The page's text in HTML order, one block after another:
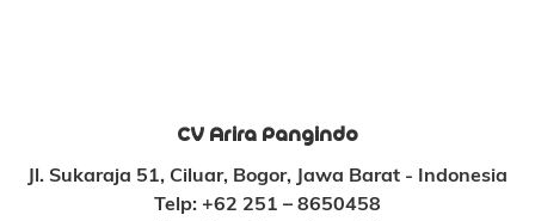
CV Arira Pangindo
Jl. Sukaraja 51, Ciluar, Bogor, Jawa Barat - Indonesia
Telp: +62 251 – 8650458